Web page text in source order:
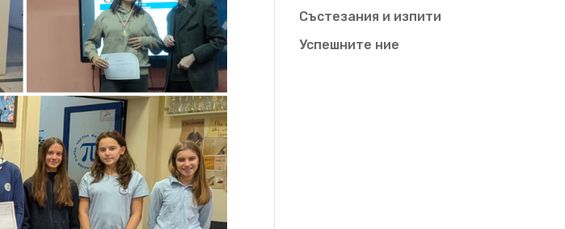
Състезания и изпити
Успешните ние